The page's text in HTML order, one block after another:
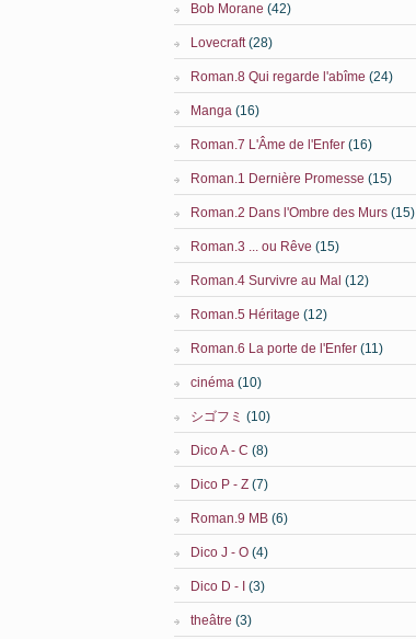
Bob Morane (42)
Lovecraft(28)
Roman.8 Qui regarde l'abîme (24)
Manga (16)
Roman.7 L'Âme de l'Enfer (16)
Roman.1 Dernière Promesse (15)
Roman.2 Dans l'Ombre des Murs (15)
Roman.3 ... ou Rêve (15)
Roman.4 Survivre au Mal (12)
Roman.5 Héritage (12)
Roman.6 La porte de l'Enfer (11)
cinéma (10)
シゴフミ (10)
Dico A - C (8)
Dico P - Z (7)
Roman.9 MB (6)
Dico J - O (4)
Dico D - I (3)
theâtre (3)